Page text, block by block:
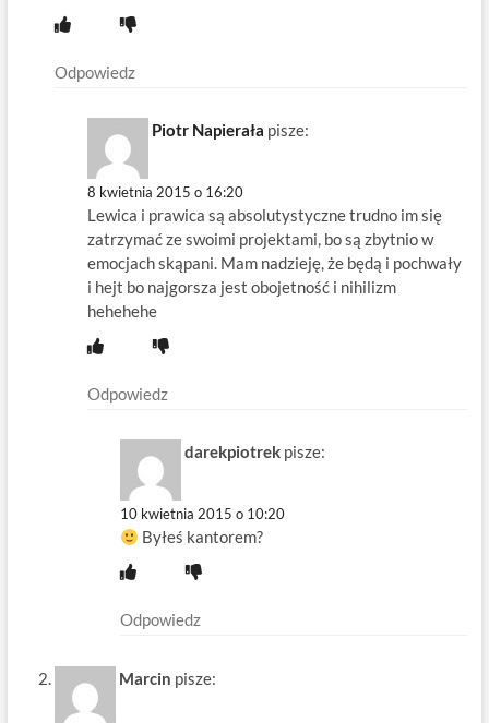
Odpowiedz
Piotr Napierała pisze:
8 kwietnia 2015 o 16:20
Lewica i prawica są absolutystyczne trudno im się
zatrzymać ze swoimi projektami, bo są zbytnio w
emocjach skąpani. Mam nadzieję, że będą i pochwały
i hejt bo najgorsza jest obojetność i nihilizm
hehehehe
Odpowiedz
darekpiotrek pisze:
10 kwietnia 2015 o 10:20
Byłeś kantorem?
Odpowiedz
Marcin pisze: